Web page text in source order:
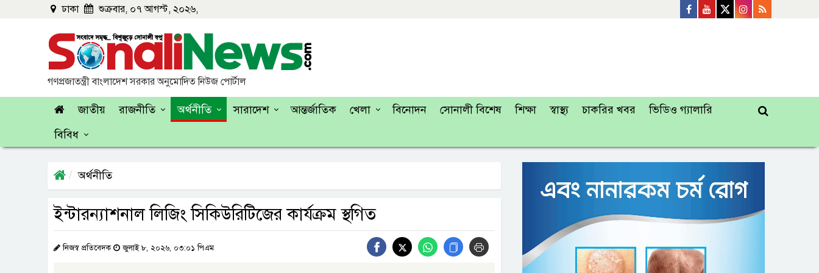
ঢাকা শুক্রবার, ০৭ আগস্ট, ২০২৬,
গণপ্রজাতন্ত্রী বাংলাদেশ সরকার অনুমোদিত নিউজ পোর্টাল
জাতীয় রাজনীতি অর্থনীতি সারাদেশ আন্তর্জাতিক খেলা বিনোদন সোনালী বিশেষ শিক্ষা স্বাস্থ্য চাকরির খবর
ভিডিও গ্যালারি
বিবিধ
অর্থনীতি
ইন্টারন্যাশনাল লিজিং সিকিউরিটিজের কার্যক্রম স্থগিত
নিজস্ব প্রতিবেদক জুলাই ৮, ২০২৬, ০৩:০১ পিএম